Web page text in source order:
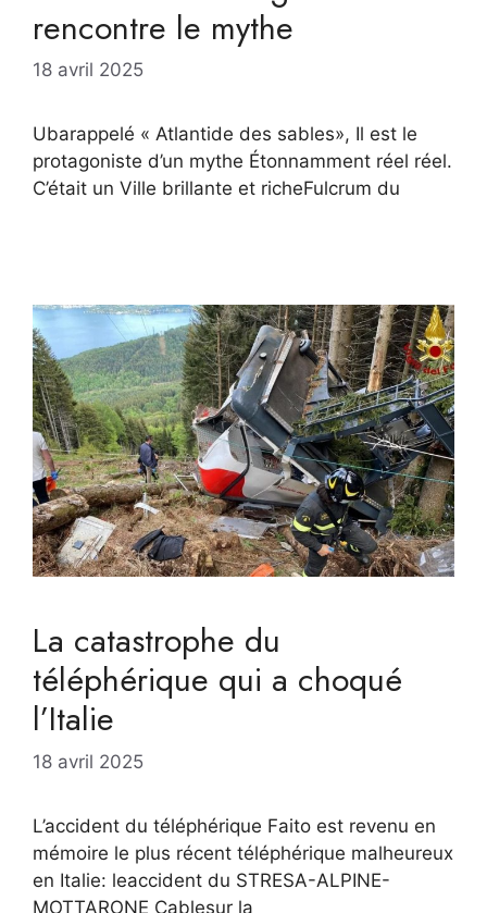
rencontre le mythe
18 avril 2025
Ubarappelé « Atlantide des sables», Il est le
protagoniste d’un mythe Étonnamment réel réel.
C’était un Ville brillante et richeFulcrum du
La catastrophe du
téléphérique qui a choqué
l’Italie
18 avril 2025
L’accident du téléphérique Faito est revenu en
mémoire le plus récent téléphérique malheureux
en Italie: leaccident du STRESA-ALPINE-
MOTTARONE Cablesur la